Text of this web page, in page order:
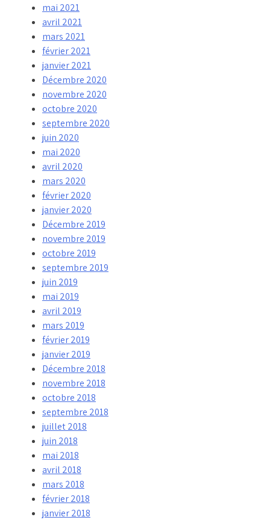
mai 2021
avril 2021
mars 2021
février 2021
janvier 2021
Décembre 2020
novembre 2020
octobre 2020
septembre 2020
juin 2020
mai 2020
avril 2020
mars 2020
février 2020
janvier 2020
Décembre 2019
novembre 2019
octobre 2019
septembre 2019
juin 2019
mai 2019
avril 2019
mars 2019
février 2019
janvier 2019
Décembre 2018
novembre 2018
octobre 2018
septembre 2018
juillet 2018
juin 2018
mai 2018
avril 2018
mars 2018
février 2018
janvier 2018